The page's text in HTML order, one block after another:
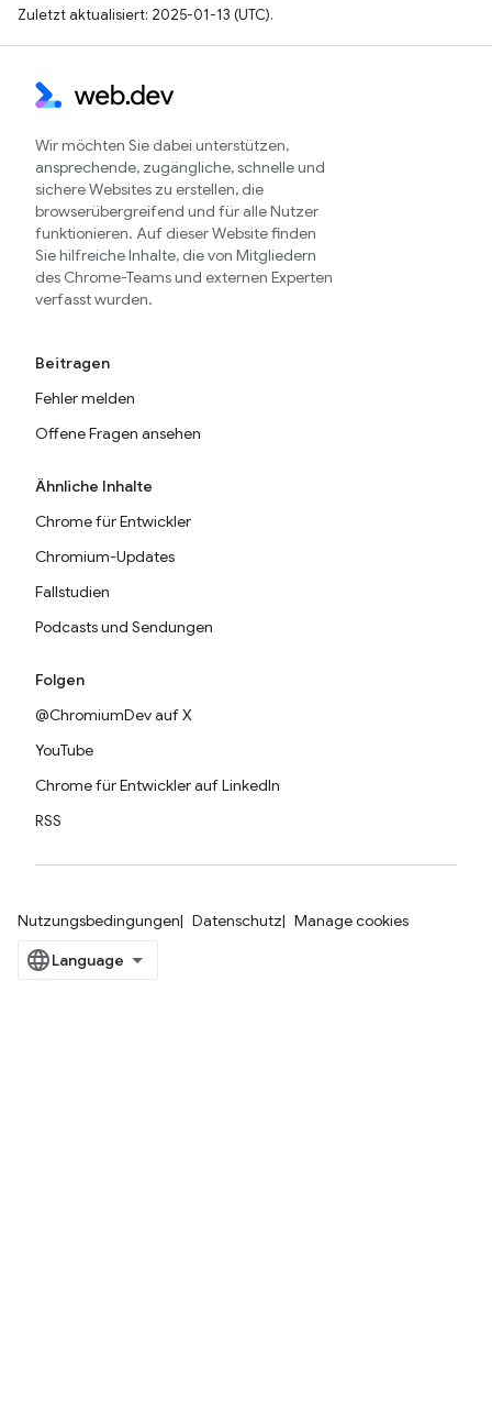
Zuletzt aktualisiert: 2025-01-13 (UTC).
Wir möchten Sie dabei unterstützen,
ansprechende, zugängliche, schnelle und
sichere Websites zu erstellen, die
browserübergreifend und für alle Nutzer
funktionieren. Auf dieser Website finden
Sie hilfreiche Inhalte, die von Mitgliedern
des Chrome-Teams und externen Experten
verfasst wurden.
Beitragen
Fehler melden
Offene Fragen ansehen
Ähnliche Inhalte
Chrome für Entwickler
Chromium-Updates
Fallstudien
Podcasts und Sendungen
Folgen
@ChromiumDev auf X
YouTube
Chrome für Entwickler auf LinkedIn
RSS
Nutzungsbedingungen Datenschutz Manage cookies